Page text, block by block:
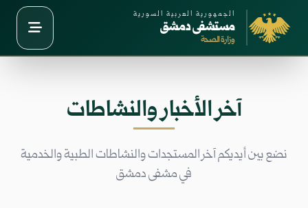
الجمهورية العربية السورية
مستشفى دمشق
وزارة الصحة
آخر الأخبار والنشاطات
نضع بين أيديكم آخر المستجدات والنشاطات الطبية والخدمية
في مشفى دمشق